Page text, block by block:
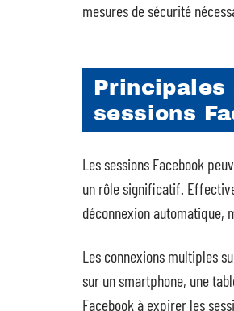
mesures de sécurité
Principales
sessions
Les sessions Facebook
un rôle significatif.
déconnexion automatique,
Les connexions multiples
sur un smartphone, une
Facebook à expirer les